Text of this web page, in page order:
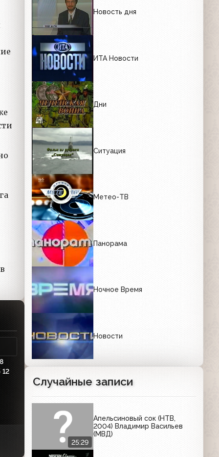
12
Новость дня
ИТА Новости
Дни
Ситуация
Метео-ТВ
Панорама
Ночное Время
Новости
Случайные записи
25:29
Апельсиновый сок (НТВ,
2004) Владимир Васильев
(МВД)